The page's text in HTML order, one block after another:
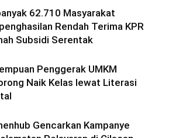
62.710 Masyarakat
Rendah Terima KPR
Subsidi Serentak
Penggerak UMKM
Naik Kelas lewat Literasi
Gencarkan Kampanye